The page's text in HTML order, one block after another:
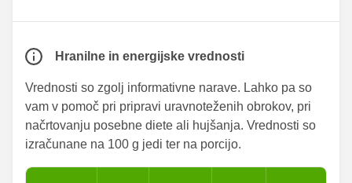
Hranilne in energijske vrednosti
Vrednosti so zgolj informativne narave. Lahko pa so
vam v pomoč pri pripravi uravnoteženih obrokov, pri
načrtovanju posebne diete ali hujšanja. Vrednosti so
izračunane na 100 g jedi ter na porcijo.